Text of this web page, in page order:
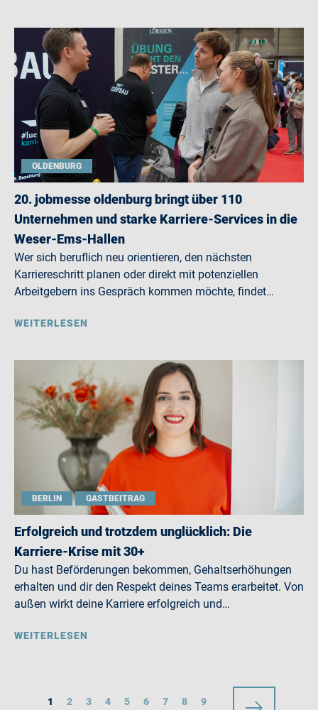
OLDENBURG
20. jobmesse oldenburg bringt über 110
Unternehmen und starke Karriere-Services in die
Weser-Ems-Hallen
Wer sich beruflich neu orientieren, den nächsten
Karriereschritt planen oder direkt mit potenziellen
Arbeitgebern ins Gespräch kommen möchte, findet…
WEITERLESEN
BERLIN GASTBEITRAG
Erfolgreich und trotzdem unglücklich: Die
Karriere-Krise mit 30+
Du hast Beförderungen bekommen, Gehaltserhöhungen
erhalten und dir den Respekt deines Teams erarbeitet. Von
außen wirkt deine Karriere erfolgreich und…
WEITERLESEN
1 2 3 4 5 6 7 8 9